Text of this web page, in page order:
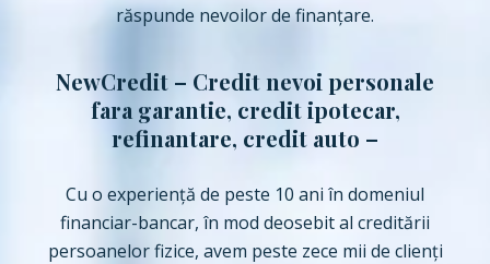
răspunde nevoilor de finanţare.
NewCredit – Credit nevoi personale
fara garantie, credit ipotecar,
refinantare, credit auto –
Cu o experiență de peste 10 ani în domeniul
financiar-bancar, în mod deosebit al creditării
persoanelor fizice, avem peste zece mii de clienți